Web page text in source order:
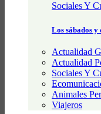
Sociales Y
Los sábados y
Actualidad
Actualidad
Sociales Y
Animales
Viajeros